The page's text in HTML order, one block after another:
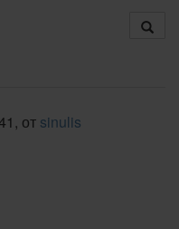
от sinulis